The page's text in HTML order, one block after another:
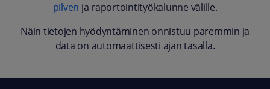
pilven ja raportointityökalunne välille.
Näin tietojen hyödyntäminen onnistuu paremmin ja
data on automaattisesti ajan tasalla.